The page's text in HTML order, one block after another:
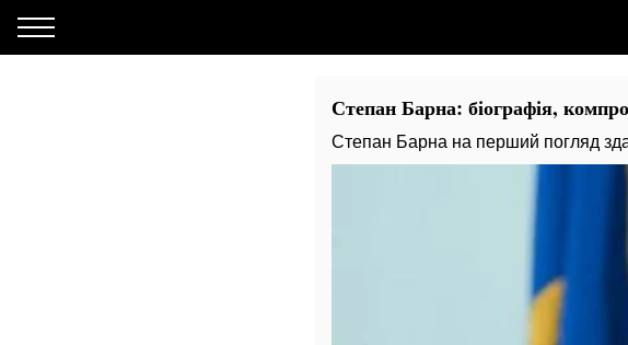
Степан Барна: біографія,
Степан Барна на перший погляд